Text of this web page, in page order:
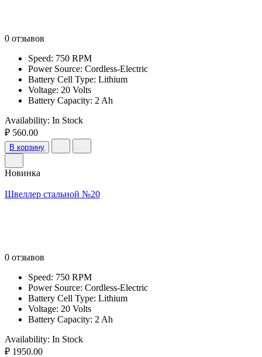
0 отзывов
Speed: 750 RPM
Power Source: Cordless-Electric
Battery Cell Type: Lithium
Voltage: 20 Volts
Battery Capacity: 2 Ah
Availability: In Stock
₽ 560.00
В корзину
Новинка
Швеллер стальной №20
0 отзывов
Speed: 750 RPM
Power Source: Cordless-Electric
Battery Cell Type: Lithium
Voltage: 20 Volts
Battery Capacity: 2 Ah
Availability: In Stock
₽ 1950.00